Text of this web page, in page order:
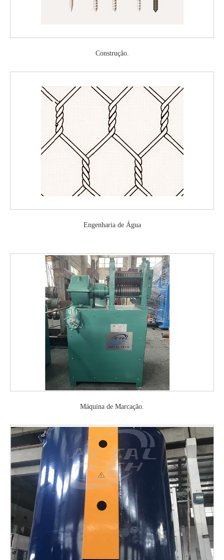
Construção.
Engenharia de Água
Máquina de Marcação.